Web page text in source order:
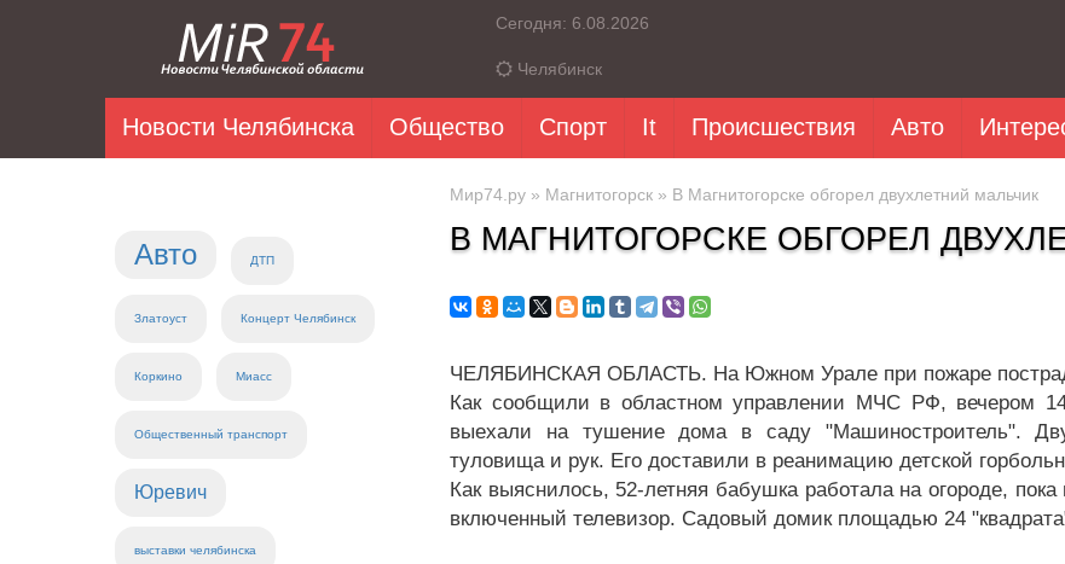
Сегодня: 6.08.2026
Челябинск
Новости Челябинска Общество Спорт It Происшествия Авто
Авто ДТП
Златоуст Концерт Челябинск
Коркино Миасс
Общественный транспорт
Юревич
выставки челябинска
Мир74.ру » Магнитогорск » В Магнитогорске обгорел двухлетний мальчик
В МАГНИТОГОРСКЕ ОБГОРЕЛ
ЧЕЛЯБИНСКАЯ ОБЛАСТЬ. На Южном Урале при пожаре
Как сообщили в областном управлении МЧС РФ, вечером 14
выехали на тушение дома в саду "Машиностроитель".
туловища и рук. Его доставили в реанимацию детской
Как выяснилось, 52-летняя бабушка работала на огороде,
включенный телевизор. Садовый домик площадью 24